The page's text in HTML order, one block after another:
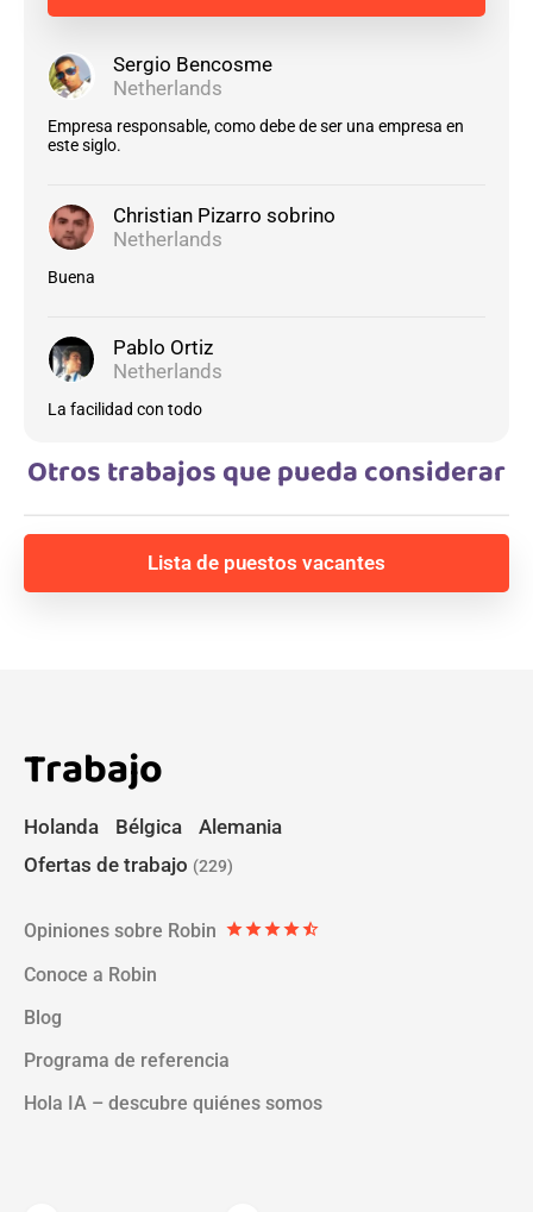
Sergio Bencosme
Netherlands
Empresa responsable, como debe de ser una empresa en
este siglo.
Christian Pizarro sobrino
Netherlands
Buena
Pablo Ortiz
Netherlands
La facilidad con todo
Otros trabajos que pueda considerar
Lista de puestos vacantes
Trabajo
Holanda Bélgica
Alemania
Ofertas de trabajo (229)
Opiniones sobre Robin starstarstarstarstar_half
Conoce a Robin
Blog
Programa de referencia
Hola IA – descubre quiénes somos